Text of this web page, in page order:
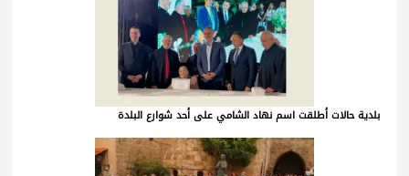
بلدية حالات أطلقت اسم نهاد الشامي على أحد شوارع البلدة